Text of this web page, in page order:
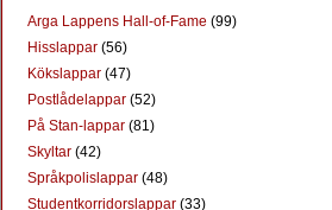
Arga Lappens Hall-of-Fame (99)
Hisslappar (56)
Kökslappar (47)
Postlådelappar (52)
På Stan-lappar (81)
Skyltar (42)
Språkpolislappar (48)
Studentkorridorslappar (33)